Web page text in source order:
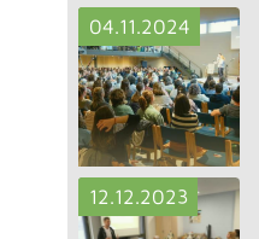
04.11.2024
12.12.2023